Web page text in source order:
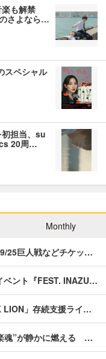
楽も解禁
さよなら…
スペシャル
担当、su
20周…
Monthly
25巨人戦などチケッ…
ベント『FEST. INAZU…
LION」存続支援ライ…
魂”が静かに燃える …